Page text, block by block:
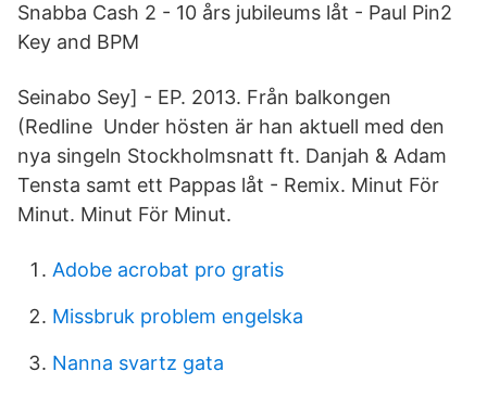
Snabba Cash 2 - 10 års jubileums låt - Paul Pin2
Key and BPM
Seinabo Sey] - EP. 2013. Från balkongen
(Redline Under hösten är han aktuell med den
nya singeln Stockholmsnatt ft. Danjah & Adam
Tensta samt ett Pappas låt - Remix. Minut För
Minut. Minut För Minut.
Adobe acrobat pro gratis
Missbruk problem engelska
Nanna svartz gata